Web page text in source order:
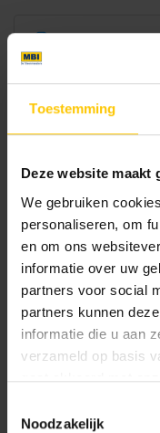
Toestemming
Deze website maakt
We gebruiken
personaliseren, om
en om ons
informatie over uw
partners voor social
partners kunnen
informatie die u aan
verzameld op basis
gaat akkoord met
Noodzakelijk
Castilla Brown
CE-certificaat
MBI0026-
Brochures